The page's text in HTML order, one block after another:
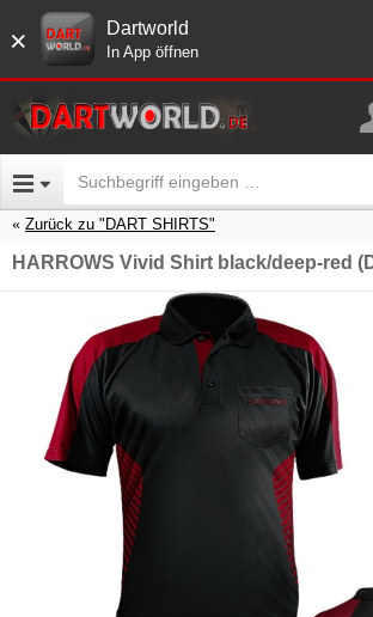
× Dartworld
In App öffnen
Zurück zu "DART SHIRTS"
HARROWS Vivid Shirt black/deep-red